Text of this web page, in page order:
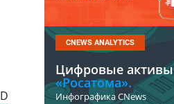
CNEWS ANALYTICS
Цифровые активы
«Росатома».
Инфографика CNews